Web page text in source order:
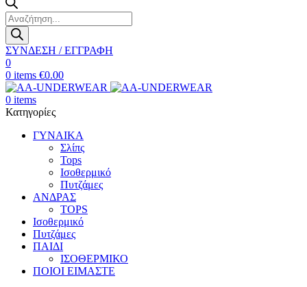
Products
search
ΣΥΝΔΕΣΗ / ΕΓΓΡΑΦΗ
0
0 items €0.00
0 items
Κατηγορίες
ΓΥΝΑΙΚΑ
Σλίπς
Tops
Ισοθερμικό
Πυτζάμες
ΑΝΔΡΑΣ
TOPS
Ισοθερμικό
Πυτζάμες
ΠΑΙΔΙ
ΙΣΟΘΕΡΜΙΚΟ
ΠΟΙΟΙ ΕΙΜΑΣΤΕ